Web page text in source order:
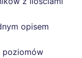
opisem
poziomów